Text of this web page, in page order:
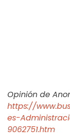
Opinión de
https://
es-
9062751.htm